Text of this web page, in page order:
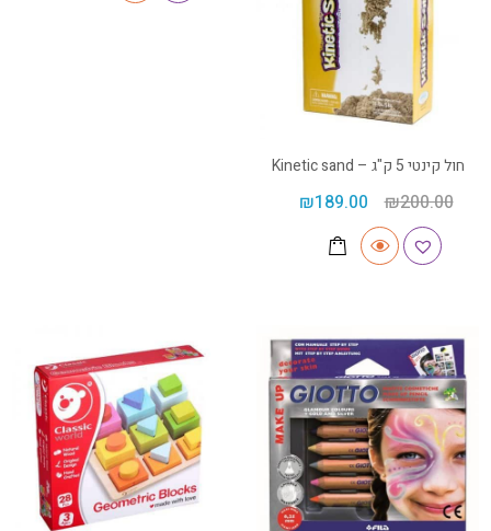
חול קינטי 5 ק"ג – Kinetic sand
₪200.00
₪189.00